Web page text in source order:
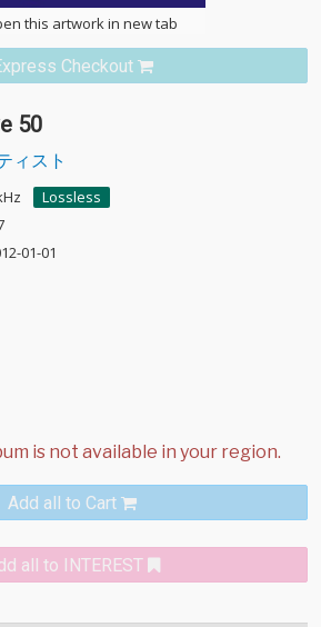
this artwork in new tab
Checkout
50
ィスト
Lossless
01-01
Add all to Cart
all to INTEREST